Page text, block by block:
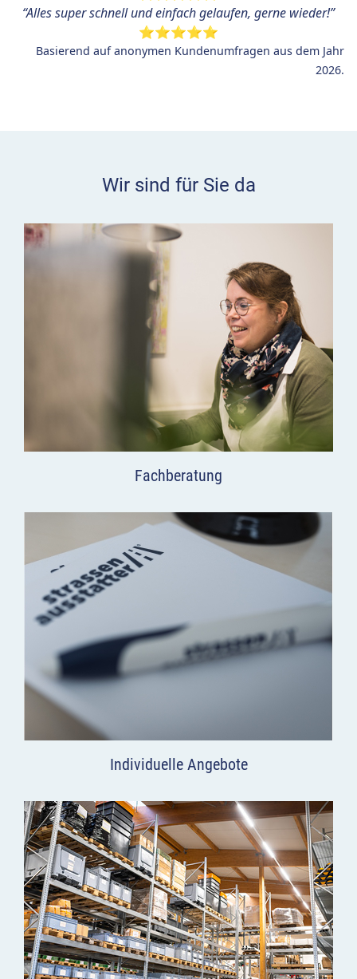
“Alles super schnell und einfach gelaufen, gerne wieder!”
⭐⭐⭐⭐⭐
Basierend auf anonymen Kundenumfragen aus dem Jahr
2026.
Wir sind für Sie da
Fachberatung
Individuelle Angebote